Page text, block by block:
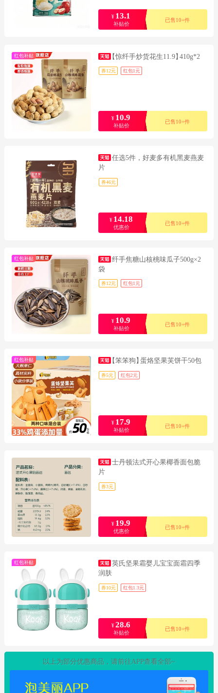
¥ 13.1
补贴价
已售10+件
红包补贴 【惊纤手炒货花生11.9】410g*2
券12元 红包1元
¥ 10.9
补贴价
已售10+件
任选5件，好麦多有机黑麦燕麦
片
券46元
¥ 14.18
优惠价
已售10+件
红包补贴
纤手焦糖山核桃味瓜子500g×2
袋
券12元 红包1元
¥ 10.9
补贴价
已售10+件
红包补贴 【笨笨狗】蛋烙坚果芙饼干50包
券5元 红包2元
¥ 17.9
补贴价
已售10+件
士丹顿法式开心果椰香面包脆
片
券3元
¥ 19.9
优惠价
已售10+件
红包补贴
英氏坚果霜婴儿宝宝面霜四季
润肤
券10元 红包1.3元
¥ 28.6
补贴价
已售10+件
以上为部分优惠商品，请前往APP查看全部~